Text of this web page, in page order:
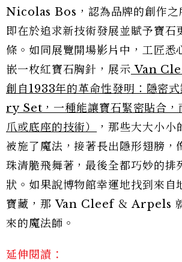
Nicolas Bos，認為品牌的創作之
即在於追求新技術發展並賦予寶石
條。如同展覽開場影片中，工匠悉
嵌一枚紅寶石胸針，展示 Van
創自1933年的革命性發明：隱密
ry Set，一種能讓寶石緊密貼合，
爪或底座的技術）
，那些大大小小
被施了魔法，接著長出隱形翅膀，
珠清脆飛舞著，最後全都巧妙的排
狀。如果說博物館幸運地找到來自
寶藏，那 Van Cleef ＆ Arpels
來的魔法師。
延伸閱讀：